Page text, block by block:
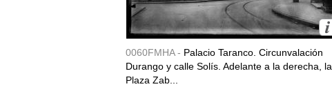
0060FMHA - Palacio Taranco. Circunvalación
Durango y calle Solís. Adelante a la derecha, la
Plaza Zab...